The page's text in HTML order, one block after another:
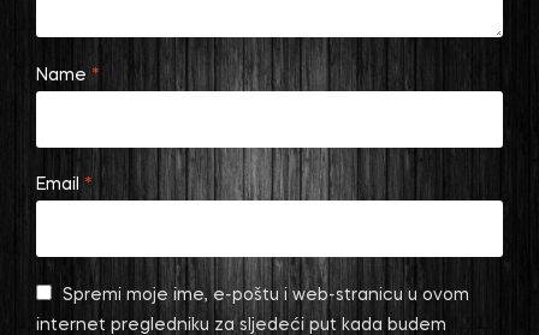
Name *
Email *
Spremi moje ime, e-poštu i web-stranicu u ovom
internet pregledniku za sljedeći put kada budem